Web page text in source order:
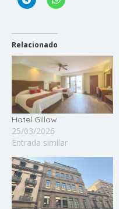
Relacionado
Hotel Gillow
25/03/2026
Entrada similar